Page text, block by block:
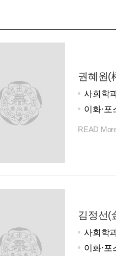
권혜원(
사회학
이화·포
READ
김정선(
사회학
이화·포